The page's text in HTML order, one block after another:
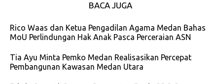
BACA JUGA
Rico Waas dan Ketua Pengadilan Agama Medan Bahas
MoU Perlindungan Hak Anak Pasca Perceraian ASN
Tia Ayu Minta Pemko Medan Realisasikan Percepat
Pembangunan Kawasan Medan Utara